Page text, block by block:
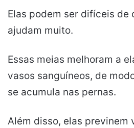
Elas podem ser difíceis de
ajudam muito.
Essas meias melhoram a
vasos sanguíneos, de
se acumula nas pernas.
Além disso, elas previnem